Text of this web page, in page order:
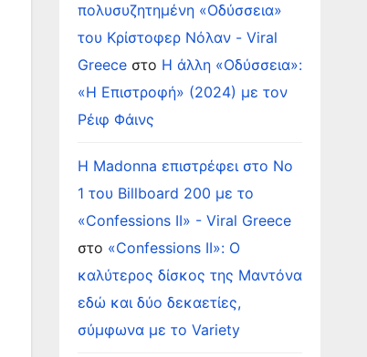
πολυσυζητημένη «Οδύσσεια»
του Κρίστοφερ Νόλαν - Viral
Greeceστο Η άλλη «Οδύσσεια»:
«Η Επιστροφή» (2024) με τον
Ρέιφ Φάινς
Η Madonna επιστρέφει στο Νο
1 του Billboard 200 με το
«Confessions II» - Viral Greece
στο «Confessions II»: Ο
καλύτερος δίσκος της Μαντόνα
εδώ και δύο δεκαετίες,
σύμφωνα με το Variety